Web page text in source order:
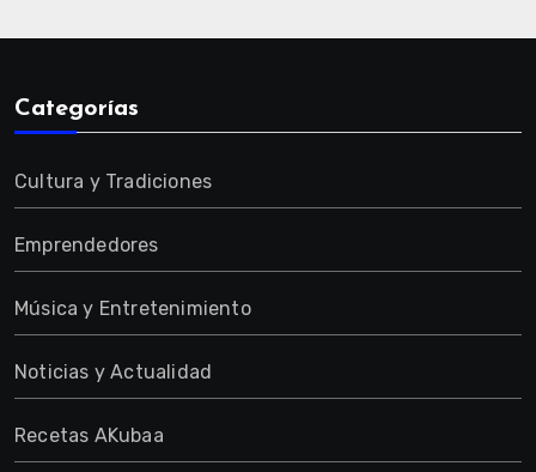
Categorías
Cultura y Tradiciones
Emprendedores
Música y Entretenimiento
Noticias y Actualidad
Recetas AKubaa